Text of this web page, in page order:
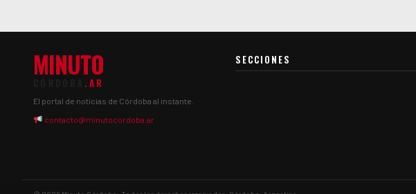
MINUTO
.AR
El portal de noticias de Córdoba al instante.
contacto@minutocordoba.ar
SECCIONES